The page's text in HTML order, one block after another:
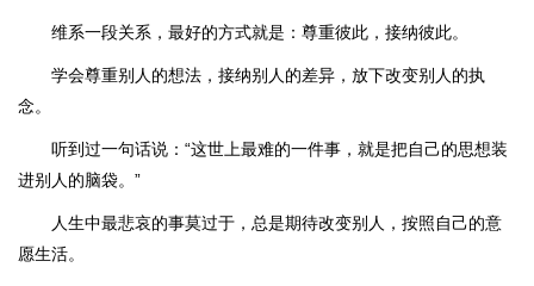
维系一段关系，最好的方式就是：尊重彼此，接纳彼此。
学会尊重别人的想法，接纳别人的差异，放下改变别人的执
念。
听到过一句话说：“这世上最难的一件事，就是把自己的思想装
进别人的脑袋。”
人生中最悲哀的事莫过于，总是期待改变别人，按照自己的意
愿生活。